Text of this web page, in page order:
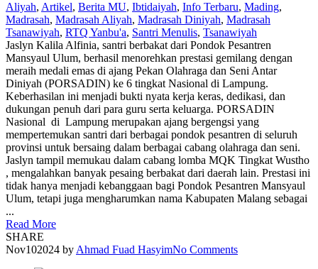
Aliyah, Artikel, Berita MU, Ibtidaiyah, Info Terbaru, Mading,
Madrasah, Madrasah Aliyah, Madrasah Diniyah, Madrasah
Tsanawiyah, RTQ Yanbu'a, Santri Menulis, Tsanawiyah
Jaslyn Kalila Alfinia, santri berbakat dari Pondok Pesantren
Mansyaul Ulum, berhasil menorehkan prestasi gemilang dengan
meraih medali emas di ajang Pekan Olahraga dan Seni Antar
Diniyah (PORSADIN) ke 6 tingkat Nasional di Lampung.
Keberhasilan ini menjadi bukti nyata kerja keras, dedikasi, dan
dukungan penuh dari para guru serta keluarga. PORSADIN
Nasional di Lampung merupakan ajang bergengsi yang
mempertemukan santri dari berbagai pondok pesantren di seluruh
provinsi untuk bersaing dalam berbagai cabang olahraga dan seni.
Jaslyn tampil memukau dalam cabang lomba MQK Tingkat Wustho
, mengalahkan banyak pesaing berbakat dari daerah lain. Prestasi ini
tidak hanya menjadi kebanggaan bagi Pondok Pesantren Mansyaul
Ulum, tetapi juga mengharumkan nama Kabupaten Malang sebagai
...
Read More
SHARE
Nov102024 byAhmad Fuad HasyimNo Comments